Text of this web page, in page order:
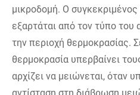
μικροδομή. Ο
εξαρτάται από τον τύπο του
την περιοχή θερμοκρασίας.
θερμοκρασία υπερβαίνει
αρχίζει να μειώνεται, όταν